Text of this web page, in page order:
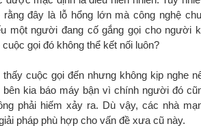
đây là lỗ hổng lớn mà công nghệ
một người đang cố gắng gọi cho người
gọi đó không thể kết nối luôn?
cuộc gọi đến nhưng không kịp nghe
bên kia báo máy bận vì chính người đó
phải hiếm xảy ra. Dù vậy, các nhà
pháp phù hợp cho vấn đề xưa cũ này.